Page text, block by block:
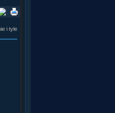
i tyle